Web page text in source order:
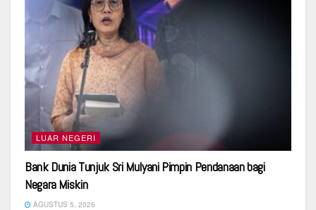
LUAR NEGERI
Bank Dunia Tunjuk Sri Mulyani Pimpin Pendanaan bagi
Negara Miskin
AGUSTUS 5, 2026